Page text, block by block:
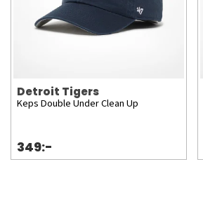
Detroit Tigers
Keps Double Under Clean Up
349:-